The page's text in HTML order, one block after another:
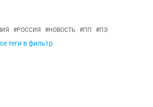
#РОССИЯ #НОВОСТЬ #ПП #ПЭ
теги в фильтр